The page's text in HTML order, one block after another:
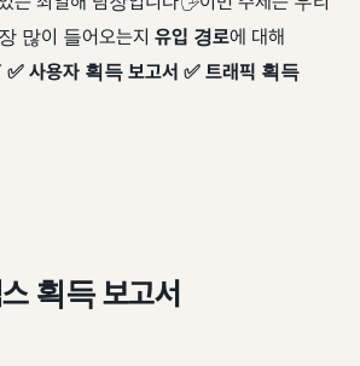
많이 들어오는지 유입 경로에 대해
✅ 사용자 획득 보고서 ✅ 트래픽 획득
획득 보고서